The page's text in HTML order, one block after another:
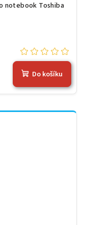
notebook Toshiba
Do košíku